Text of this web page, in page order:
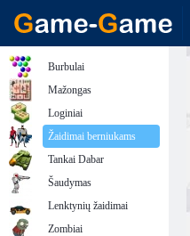
Burbulai
Mažongas
Loginiai
Žaidimai berniukams
Tankai Dabar
Šaudymas
Lenktynių žaidimai
Zombiai